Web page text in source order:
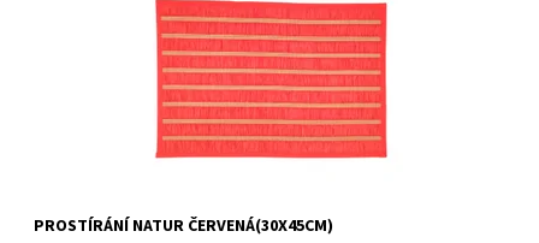
Skladem >5 ks
22323893
PROSTÍRÁNÍ NATUR ČERVENÁ(30X45CM)